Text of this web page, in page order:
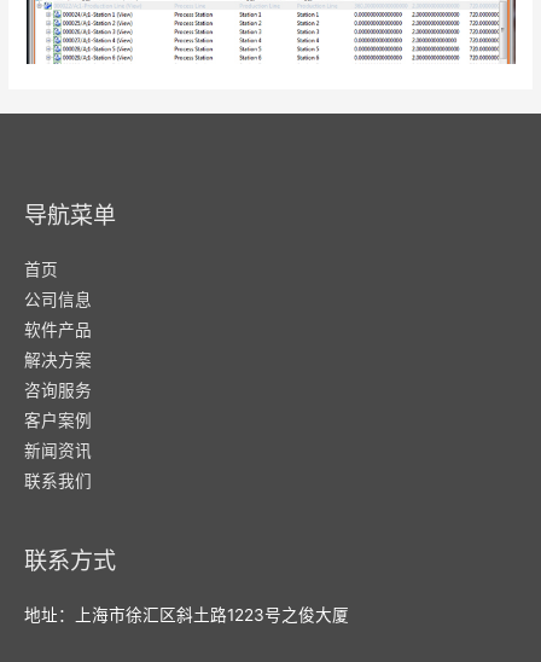
导航菜单
首页
公司信息
软件产品
解决方案
咨询服务
客户案例
新闻资讯
联系我们
联系方式
地址：上海市徐汇区斜土路1223号之俊大厦